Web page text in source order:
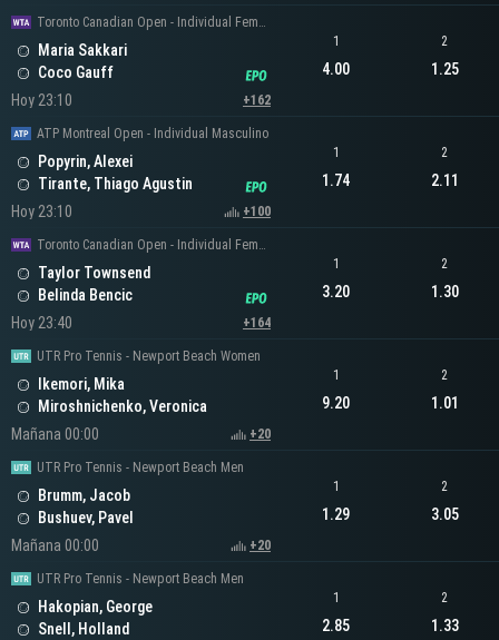
Toronto Canadian Open - Individual Femenino
Maria Sakkari
Coco Gauff
Hoy 23:10
+162
1
4.00
2
1.25
ATP Montreal Open - Individual Masculino
Popyrin, Alexei
Tirante, Thiago Agustin
Hoy 23:10
+100
1
1.74
2
2.11
Toronto Canadian Open - Individual Femenino
Taylor Townsend
Belinda Bencic
Hoy 23:40
+164
1
3.20
2
1.30
UTR Pro Tennis - Newport Beach Women
Ikemori, Mika
Miroshnichenko, Veronica
Mañana 00:00
+20
1
9.20
2
1.01
UTR Pro Tennis - Newport Beach Men
Brumm, Jacob
Bushuev, Pavel
Mañana 00:00
+20
1
1.29
2
3.05
UTR Pro Tennis - Newport Beach Men
Hakopian, George
Snell, Holland
1
2.85
2
1.33